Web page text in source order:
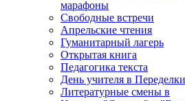
марафоны
Свободные встречи
Апрельские чтения
Гуманитарный лагерь
Открытая книга
Педагогика текста
День учителя в
Литературные смены в